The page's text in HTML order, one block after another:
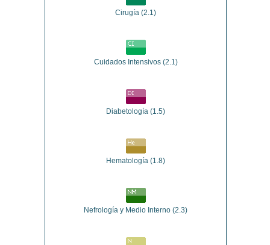
Cirugía (2.1)
Cuidados Intensivos (2.1)
Diabetología (1.5)
Hematología (1.8)
Nefrología y Medio Interno (2.3)